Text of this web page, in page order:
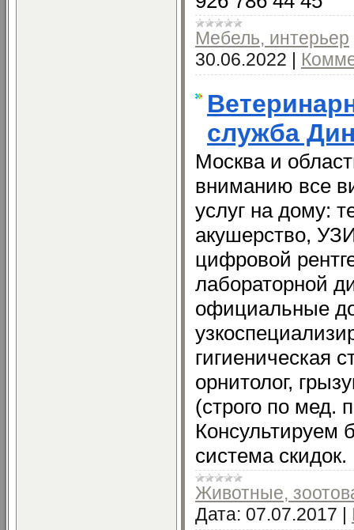
Мебель, интерьер
30.06.2022 |
служба
Москва и
вниманию все
услуг на дому:
акушерство,
цифровой
лабораторной
официальные
гигиеническая
орнитолог,
(строго по мед.
Консультируем
система скидок.
Животные,
Дата: 07.07.2017 |